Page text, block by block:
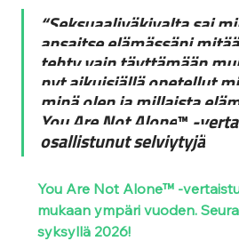
“Seksuaaliväkivalta sai
ansaitse elämässäni
tehty vain täyttämään
nyt aikuisiällä opetellut
minä olen ja millaista
You Are Not Alone™ -
osallistunut selviytyjä
You Are Not Alone™ -
mukaan ympäri vuoden.
syksyllä 2026!